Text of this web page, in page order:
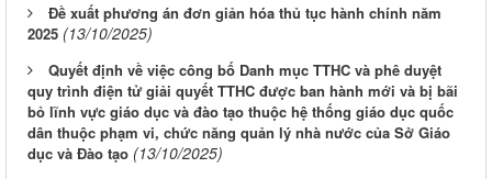
Đề xuất phương án đơn giản hóa thủ tục hành chính năm
2025 (13/10/2025)
Quyết định về việc công bố Danh mục TTHC và phê duyệt
quy trình điện tử giải quyết TTHC được ban hành mới và bị bãi
bỏ lĩnh vực giáo dục và đào tạo thuộc hệ thống giáo dục quốc
dân thuộc phạm vi, chức năng quản lý nhà nước của Sở Giáo
dục và Đào tạo (13/10/2025)